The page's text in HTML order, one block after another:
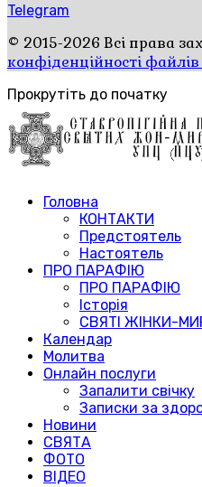
Telegram
© 2015-2026 Всі права
конфіденційності
Прокрутіть до початку
Головна
КОНТАКТИ
Предстоятель
Настоятель
ПРО ПАРАФІЮ
ПРО ПАРАФІЮ
Історія
СВЯТІ ЖІНКИ-
Календар
Молитва
Онлайн послуги
Запалити свічку
Записки за
Новини
СВЯТА
ФОТО
ВІДЕО